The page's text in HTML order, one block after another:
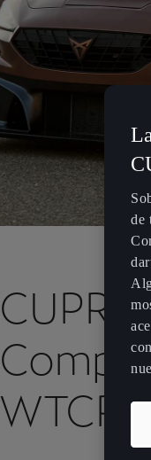
WTCR
de